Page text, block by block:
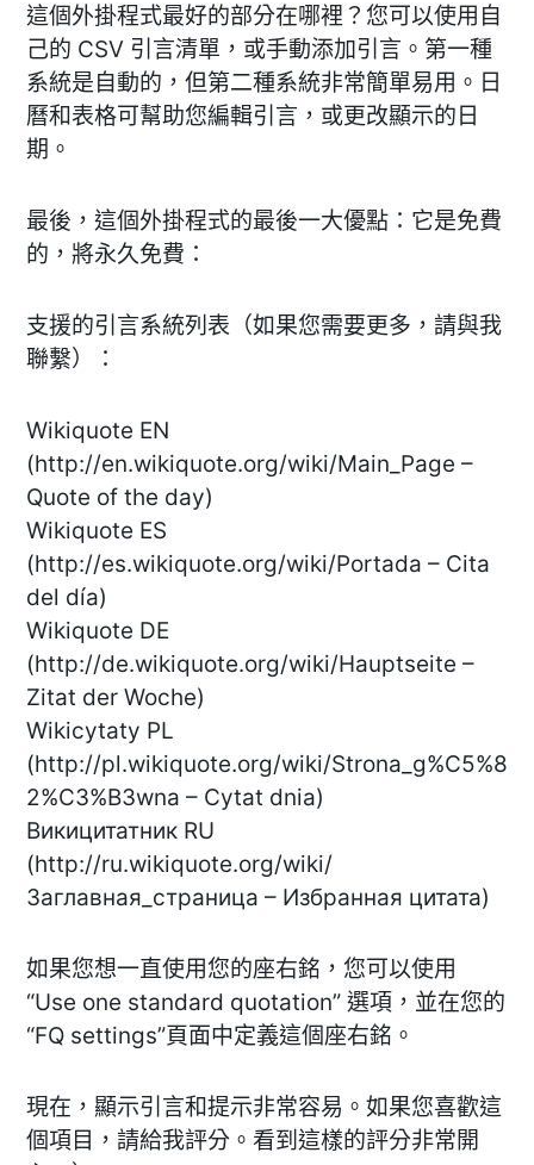
這個外掛程式最好的部分在哪裡？您可以使用自
己的 CSV 引言清單，或手動添加引言。第一種
系統是自動的，但第二種系統非常簡單易用。日
曆和表格可幫助您編輯引言，或更改顯示的日
期。
最後，這個外掛程式的最後一大優點：它是免費
的，將永久免費：
支援的引言系統列表（如果您需要更多，請與我
聯繫）：
Wikiquote EN
(http://en.wikiquote.org/wiki/Main_Page –
Quote of the day)
Wikiquote ES
(http://es.wikiquote.org/wiki/Portada – Cita
del día)
Wikiquote DE
(http://de.wikiquote.org/wiki/Hauptseite –
Zitat der Woche)
Wikicytaty PL
(http://pl.wikiquote.org/wiki/Strona_g%C5%8
2%C3%B3wna – Cytat dnia)
Викицитатник RU
(http://ru.wikiquote.org/wiki/
Заглавная_страница – Избранная цитата)
如果您想一直使用您的座右銘，您可以使用
“Use one standard quotation” 選項，並在您的
“FQ settings”頁面中定義這個座右銘。
現在，顯示引言和提示非常容易。如果您喜歡這
個項目，請給我評分。看到這樣的評分非常開